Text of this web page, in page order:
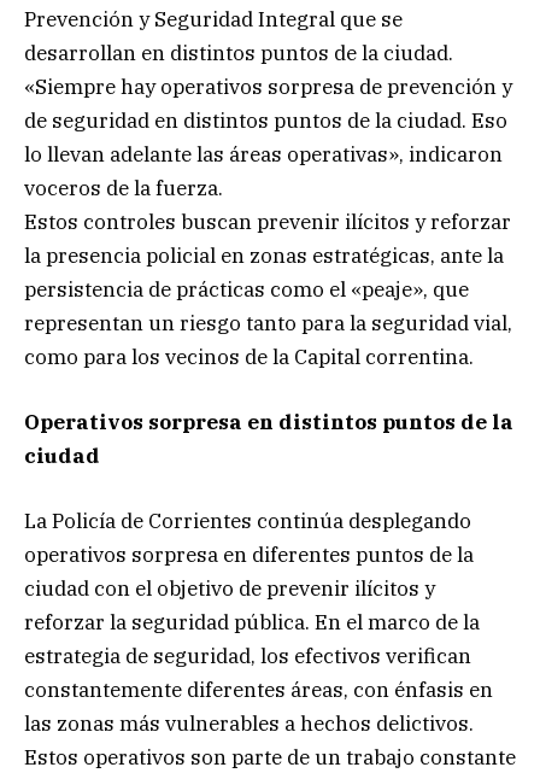
Prevención y Seguridad Integral que se
desarrollan en distintos puntos de la ciudad.
«Siempre hay operativos sorpresa de prevención y
de seguridad en distintos puntos de la ciudad. Eso
lo llevan adelante las áreas operativas», indicaron
voceros de la fuerza.
Estos controles buscan prevenir ilícitos y reforzar
la presencia policial en zonas estratégicas, ante la
persistencia de prácticas como el «peaje», que
representan un riesgo tanto para la seguridad vial,
como para los vecinos de la Capital correntina.
Operativos sorpresa en distintos puntos de la
ciudad
La Policía de Corrientes continúa desplegando
operativos sorpresa en diferentes puntos de la
ciudad con el objetivo de prevenir ilícitos y
reforzar la seguridad pública. En el marco de la
estrategia de seguridad, los efectivos verifican
constantemente diferentes áreas, con énfasis en
las zonas más vulnerables a hechos delictivos.
Estos operativos son parte de un trabajo constante